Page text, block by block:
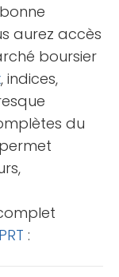
aurez accès
boursier
, indices,
du
permet
PRT :